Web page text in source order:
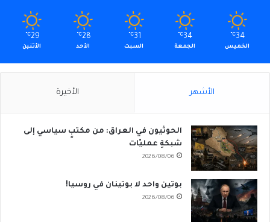
34
℃
الخميس
34
℃
الجمعة
31
℃
السبت
28
℃
الأحد
29
℃
الأثنين
الأشهر الأخيرة
الحوثيون في العراق: من مكتبٍ سياسي إلى
شبكةِ عمليّات
2026/08/06
بوتين واحد لا بوتينان في روسيا!
2026/08/06